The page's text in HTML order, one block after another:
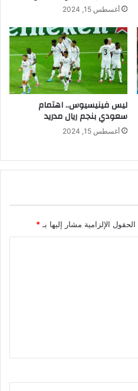
أغسطس 15, 2024
ليس فينيسيوس.. اهتمام
سعودي بنجم ريال مدريد
أغسطس 15, 2024
الحقول الإلزامية مشار إليها بـ *